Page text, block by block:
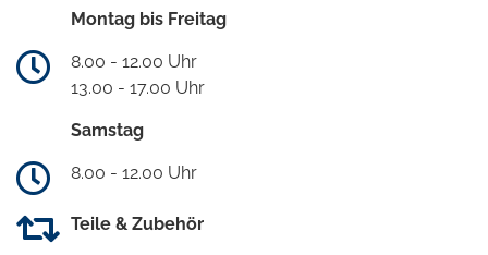
Montag bis Freitag
8.00 - 12.00 Uhr
13.00 - 17.00 Uhr
Samstag
8.00 - 12.00 Uhr
Teile & Zubehör